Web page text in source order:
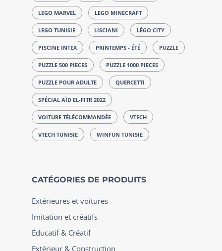
LEGO MARVEL LEGO MINECRAFT
LEGO TUNISIE LISCIANI LÉGO CITY
PISCINE INTEX PRINTEMPS - ÉTÉ PUZZLE
PUZZLE 500 PIECES PUZZLE 1000 PIECES
PUZZLE POUR ADULTE QUERCETTI
SPÉCIAL AÏD EL-FITR 2022
VOITURE TÉLÉCOMMANDÉE VTECH
VTECH TUNISIE WINFUN TUNISIE
CATÉGORIES DE PRODUITS
Extérieures et voitures
Imitation et créatifs
Éducatif & Créatif
Extérieur & Construction